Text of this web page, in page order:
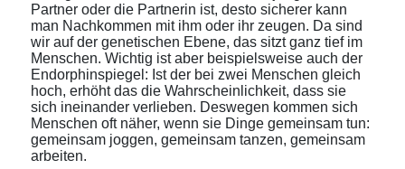
Partner oder die Partnerin ist, desto sicherer kann
man Nachkommen mit ihm oder ihr zeugen. Da sind
wir auf der genetischen Ebene, das sitzt ganz tief im
Menschen. Wichtig ist aber beispielsweise auch der
Endorphinspiegel: Ist der bei zwei Menschen gleich
hoch, erhöht das die Wahrscheinlichkeit, dass sie
sich ineinander verlieben. Deswegen kommen sich
Menschen oft näher, wenn sie Dinge gemeinsam tun:
gemeinsam joggen, gemeinsam tanzen, gemeinsam
arbeiten.